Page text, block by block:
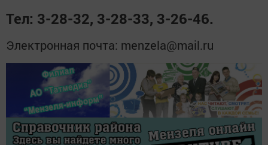
Тел: 3-28-32, 3-28-33, 3-26-46.
Электронная почта: menzela@mail.ru